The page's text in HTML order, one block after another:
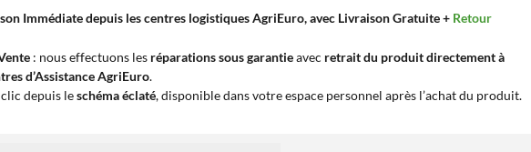
Immédiate depuis les centres logistiques AgriEuro, avec Livraison Gratuite + Retour
: nous effectuons les réparations sous garantieavec retrait du produit directement à
d’Assistance AgriEuro.
depuis leschéma éclaté, disponible dans votre espace personnel après l’achat du produit.